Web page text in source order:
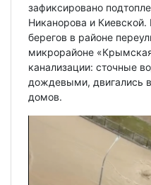
зафиксировано
Никанорова и
берегов в районе
микрорайоне
канализации: сточные
дождевыми, двигались
домов.